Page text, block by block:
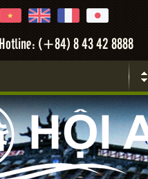
Hotline: (+84) 8 43 42 8888